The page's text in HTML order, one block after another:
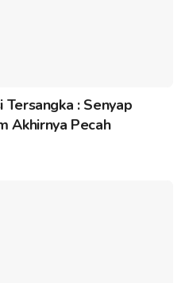
Tersangka : Senyap
Akhirnya Pecah